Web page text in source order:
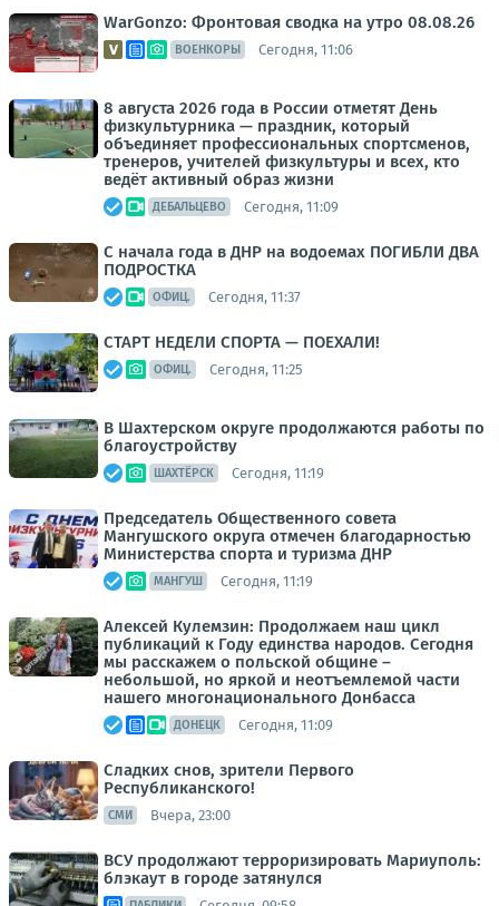
WarGonzo: Фронтовая сводка на утро 08.08.26
ВОЕНКОРЫ Сегодня, 11:06
8 августа 2026 года в России отметят День
физкультурника — праздник, который
объединяет профессиональных спортсменов,
тренеров, учителей физкультуры и всех, кто
ведёт активный образ жизни
ДЕБАЛЬЦЕВО Сегодня, 11:09
С начала года в ДНР на водоемах ПОГИБЛИ ДВА
ПОДРОСТКА
ОФИЦ. Сегодня, 11:37
СТАРТ НЕДЕЛИ СПОРТА — ПОЕХАЛИ!
ОФИЦ. Сегодня, 11:25
В Шахтерском округе продолжаются работы по
благоустройству
ШАХТЁРСК Сегодня, 11:19
Председатель Общественного совета
Мангушского округа отмечен благодарностью
Министерства спорта и туризма ДНР
МАНГУШ Сегодня, 11:19
Алексей Кулемзин: Продолжаем наш цикл
публикаций к Году единства народов. Сегодня
мы расскажем о польской общине –
небольшой, но яркой и неотъемлемой части
нашего многонационального Донбасса
ДОНЕЦК Сегодня, 11:09
Сладких снов, зрители Первого
Республиканского!
СМИ Вчера, 23:00
ВСУ продолжают терроризировать Мариуполь:
блэкаут в городе затянулся